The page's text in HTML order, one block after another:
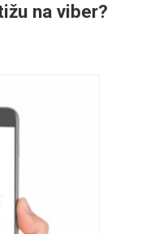
na viber?